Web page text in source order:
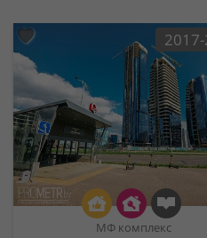
МФ комплекс